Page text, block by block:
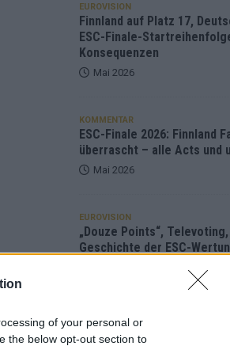
of your personal or
the below opt-out section to
EUROVISION
Finnland auf Platz 17,
ESC-Finale-
Konsequenzen
Mai 2026
KOMMENTAR
ESC-Finale 2026: Finnland
überrascht – alle Acts und
Mai 2026
EUROVISION
„Douze Points“,
Geschichte der ESC-
ANZEIGE